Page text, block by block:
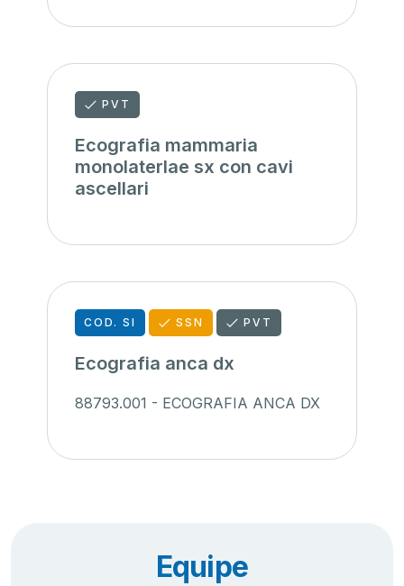
PVT
Ecografia mammaria
monolaterlae sx con cavi
ascellari
COD. SI SSN PVT
Ecografia anca dx
88793.001 - ECOGRAFIA ANCA DX
Equipe